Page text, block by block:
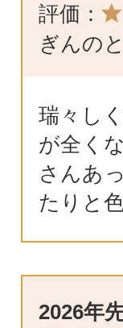
評価：
ぎんの
瑞々し
が全く
さんあ
たりと
2026年